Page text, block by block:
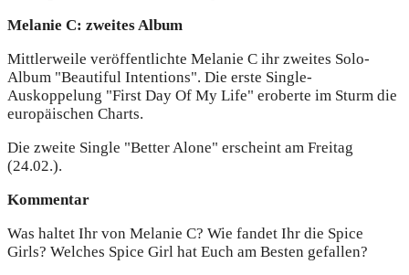
Melanie C: zweites Album
Mittlerweile veröffentlichte Melanie C ihr zweites Solo-
Album "Beautiful Intentions". Die erste Single-
Auskoppelung "First Day Of My Life" eroberte im Sturm die
europäischen Charts.
Die zweite Single "Better Alone" erscheint am Freitag
(24.02.).
Kommentar
Was haltet Ihr von Melanie C? Wie fandet Ihr die Spice
Girls? Welches Spice Girl hat Euch am Besten gefallen?